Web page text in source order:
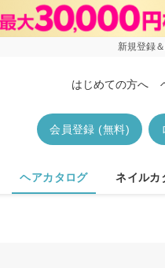
新規登録
はじめての方へ
会員登録 (無料)
ヘアカタログ ネイルカ